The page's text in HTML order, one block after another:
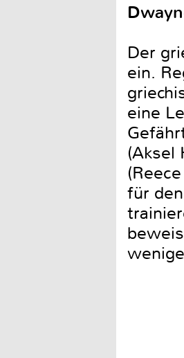
Der
ein.
eine
(Aksel
für